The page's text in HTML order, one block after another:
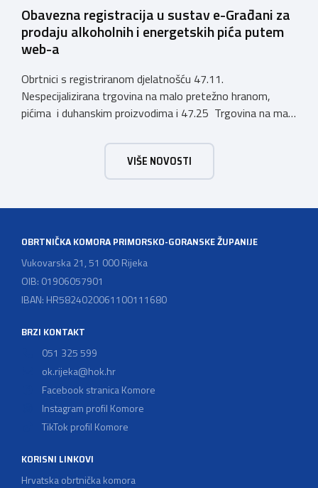
Obavezna registracija u sustav e-Građani za
prodaju alkoholnih i energetskih pića putem
web-a
Obrtnici s registriranom djelatnošću 47.11.
Nespecijalizirana trgovina na malo pretežno hranom,
pićima i duhanskim proizvodima i 47.25 Trgovina na malo
koja sadrže alkohol i energetska pića dužni su uskladiti
svoje poslovne procese i osigurati tehničko rješenje za
vjerodostojnu provjeru punoljetnosti kupca putem
VIŠE NOVOSTI
OBRTNIČKA KOMORA PRIMORSKO-GORANSKE ŽUPANIJE
Vukovarska 21, 51 000 Rijeka
OIB: 01906057901
IBAN: HR5824020061100111680
BRZI KONTAKT
051 325 599
ok.rijeka@hok.hr
Facebook stranica Komore
Instagram profil Komore
TikTok profil Komore
KORISNI LINKOVI
Hrvatska obrtnička komora